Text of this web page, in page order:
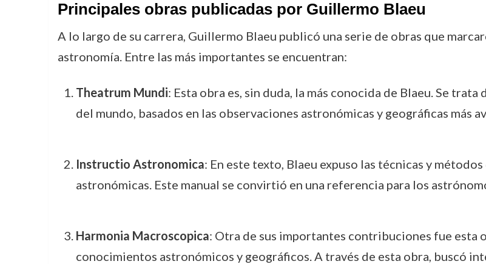
Principales obras publicadas por Guillermo Blaeu
A lo largo de su carrera, Guillermo Blaeu publicó una serie de obras que
astronomía. Entre las más importantes se encuentran:
Theatrum Mundi: Esta obra es, sin duda, la más conocida de Blaeu. Se
del mundo, basados en las observaciones astronómicas y geográficas más
Instructio Astronomica: En este texto, Blaeu expuso las técnicas y
astronómicas. Este manual se convirtió en una referencia para los
Harmonia Macroscopica: Otra de sus importantes contribuciones fue esta
conocimientos astronómicos y geográficos. A través de esta obra, buscó